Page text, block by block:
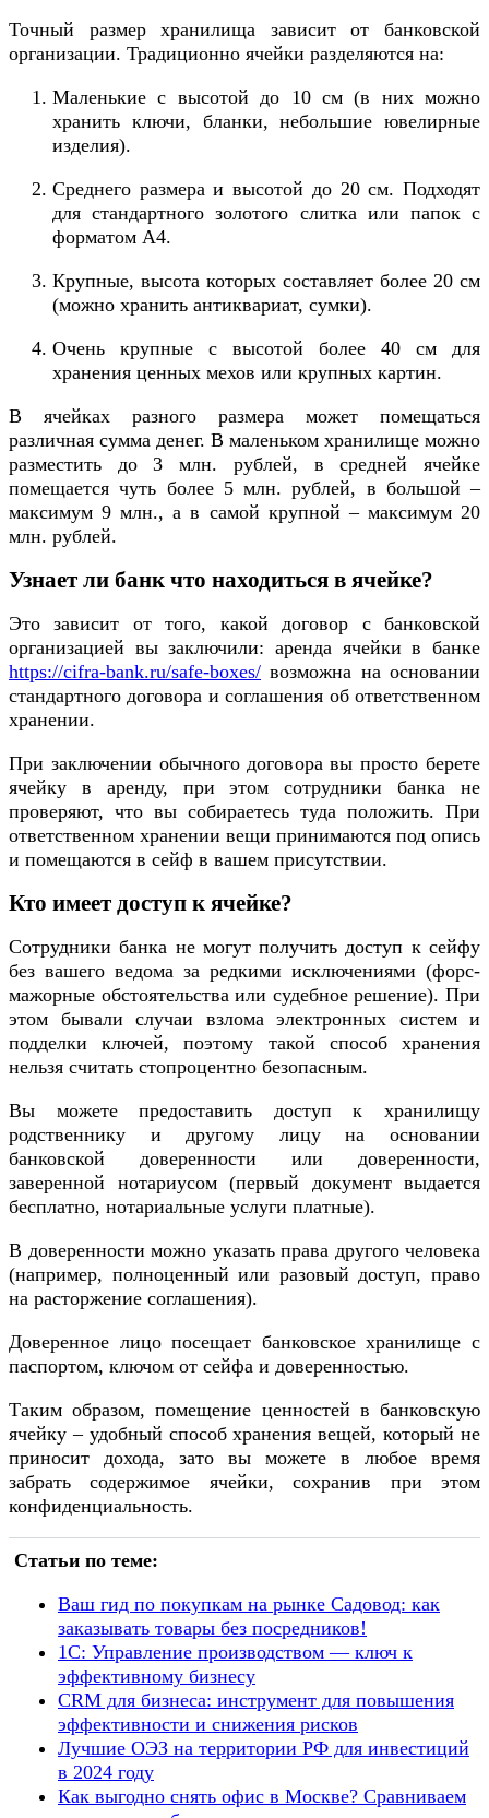
Точный размер хранилища зависит от банковской
организации. Традиционно ячейки разделяются на:
Маленькие с высотой до 10 см (в них можно
хранить ключи, бланки, небольшие ювелирные
изделия).
Среднего размера и высотой до 20 см. Подходят
для стандартного золотого слитка или папок с
форматом А4.
Крупные, высота которых составляет более 20 см
(можно хранить антиквариат, сумки).
Очень крупные с высотой более 40 см для
хранения ценных мехов или крупных картин.
В ячейках разного размера может помещаться
различная сумма денег. В маленьком хранилище можно
разместить до 3 млн. рублей, в средней ячейке
помещается чуть более 5 млн. рублей, в большой –
максимум 9 млн., а в самой крупной – максимум 20
млн. рублей.
Узнает ли банк что находиться в ячейке?
Это зависит от того, какой договор с банковской
организацией вы заключили: аренда ячейки в банке
https://cifra-bank.ru/safe-boxes/ возможна на основании
стандартного договора и соглашения об ответственном
хранении.
При заключении обычного договора вы просто берете
ячейку в аренду, при этом сотрудники банка не
проверяют, что вы собираетесь туда положить. При
ответственном хранении вещи принимаются под опись
и помещаются в сейф в вашем присутствии.
Кто имеет доступ к ячейке?
Сотрудники банка не могут получить доступ к сейфу
без вашего ведома за редкими исключениями (форс-
мажорные обстоятельства или судебное решение). При
этом бывали случаи взлома электронных систем и
подделки ключей, поэтому такой способ хранения
нельзя считать стопроцентно безопасным.
Вы можете предоставить доступ к хранилищу
родственнику и другому лицу на основании
банковской доверенности или доверенности,
заверенной нотариусом (первый документ выдается
бесплатно, нотариальные услуги платные).
В доверенности можно указать права другого человека
(например, полноценный или разовый доступ, право
на расторжение соглашения).
Доверенное лицо посещает банковское хранилище с
паспортом, ключом от сейфа и доверенностью.
Таким образом, помещение ценностей в банковскую
ячейку – удобный способ хранения вещей, который не
приносит дохода, зато вы можете в любое время
забрать содержимое ячейки, сохранив при этом
конфиденциальность.
Статьи по теме:
Ваш гид по покупкам на рынке Садовод: как
заказывать товары без посредников!
1С: Управление производством — ключ к
эффективному бизнесу
CRM для бизнеса: инструмент для повышения
эффективности и снижения рисков
Лучшие ОЭЗ на территории РФ для инвестиций
в 2024 году
Как выгодно снять офис в Москве? Сравниваем